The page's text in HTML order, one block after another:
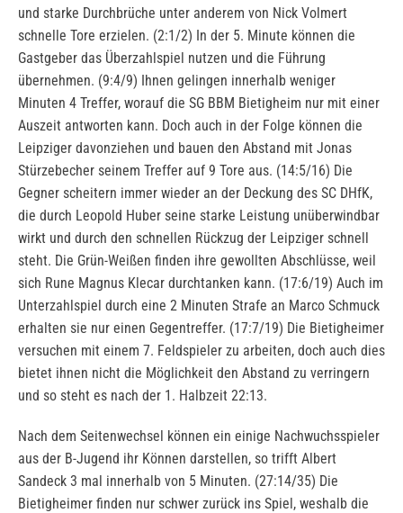
und starke Durchbrüche unter anderem von Nick Volmert
schnelle Tore erzielen. (2:1/2) In der 5. Minute können die
Gastgeber das Überzahlspiel nutzen und die Führung
übernehmen. (9:4/9) Ihnen gelingen innerhalb weniger
Minuten 4 Treffer, worauf die SG BBM Bietigheim nur mit einer
Auszeit antworten kann. Doch auch in der Folge können die
Leipziger davonziehen und bauen den Abstand mit Jonas
Stürzebecher seinem Treffer auf 9 Tore aus. (14:5/16) Die
Gegner scheitern immer wieder an der Deckung des SC DHfK,
die durch Leopold Huber seine starke Leistung unüberwindbar
wirkt und durch den schnellen Rückzug der Leipziger schnell
steht. Die Grün-Weißen finden ihre gewollten Abschlüsse, weil
sich Rune Magnus Klecar durchtanken kann. (17:6/19) Auch im
Unterzahlspiel durch eine 2 Minuten Strafe an Marco Schmuck
erhalten sie nur einen Gegentreffer. (17:7/19) Die Bietigheimer
versuchen mit einem 7. Feldspieler zu arbeiten, doch auch dies
bietet ihnen nicht die Möglichkeit den Abstand zu verringern
und so steht es nach der 1. Halbzeit 22:13.
Nach dem Seitenwechsel können ein einige Nachwuchsspieler
aus der B-Jugend ihr Können darstellen, so trifft Albert
Sandeck 3 mal innerhalb von 5 Minuten. (27:14/35) Die
Bietigheimer finden nur schwer zurück ins Spiel, weshalb die